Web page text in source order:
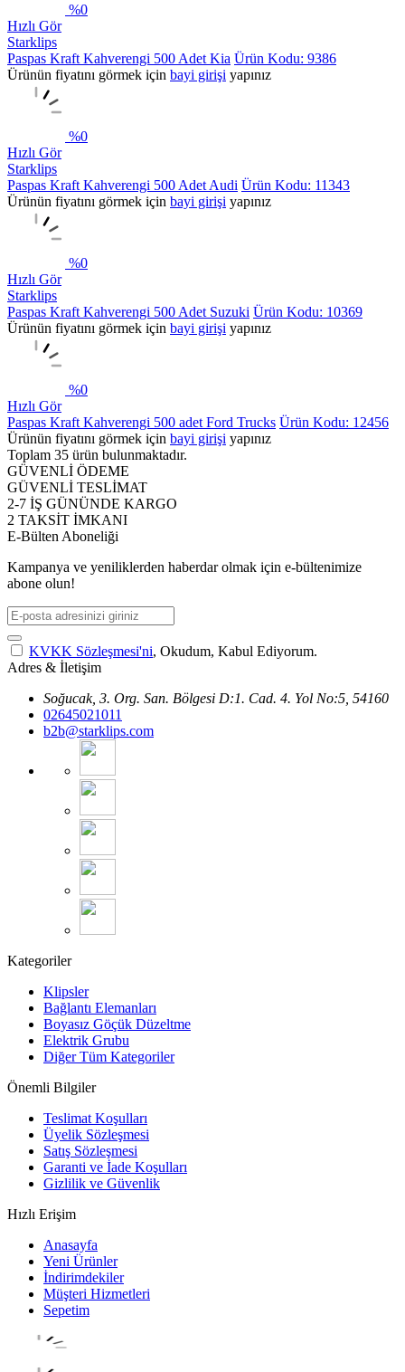
%0
Hızlı Gör
Starklips
Paspas Kraft Kahverengi 500 Adet Kia Ürün Kodu: 9386
Ürünün fiyatını görmek için bayi girişi yapınız
%0
Hızlı Gör
Starklips
Paspas Kraft Kahverengi 500 Adet Audi Ürün Kodu: 11343
Ürünün fiyatını görmek için bayi girişi yapınız
%0
Hızlı Gör
Starklips
Paspas Kraft Kahverengi 500 Adet Suzuki Ürün Kodu: 10369
Ürünün fiyatını görmek için bayi girişi yapınız
%0
Hızlı Gör
Paspas Kraft Kahverengi 500 adet Ford Trucks Ürün Kodu: 12456
Ürünün fiyatını görmek için bayi girişi yapınız
Toplam 35 ürün bulunmaktadır.
GÜVENLİ ÖDEME
GÜVENLİ TESLİMAT
2-7 İŞ GÜNÜNDE KARGO
2 TAKSİT İMKANI
E-Bülten Aboneliği
Kampanya ve yeniliklerden haberdar olmak için e-bültenimize
abone olun!
KVKK Sözleşmesi'ni, Okudum, Kabul Ediyorum.
Adres & İletişim
Soğucak, 3. Org. San. Bölgesi D:1. Cad. 4. Yol No:5, 54160
02645021011
b2b@starklips.com
Kategoriler
Klipsler
Bağlantı Elemanları
Boyasız Göçük Düzeltme
Elektrik Grubu
Diğer Tüm Kategoriler
Önemli Bilgiler
Teslimat Koşulları
Üyelik Sözleşmesi
Satış Sözleşmesi
Garanti ve İade Koşulları
Gizlilik ve Güvenlik
Hızlı Erişim
Anasayfa
Yeni Ürünler
İndirimdekiler
Müşteri Hizmetleri
Sepetim